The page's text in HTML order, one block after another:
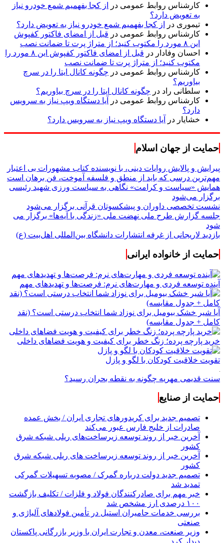
کارشناس روابط عمومی در
از کجا بفهمیم شمع خودرو نیاز
به تعویض دارد؟
تیموری در
از کجا بفهمیم شمع خودرو نیاز به تعویض دارد؟
کارشناس روابط عمومی در قبل از امضای فاکتور کفپوش
این ۸ مورد را مکتوب کنید؛ از متراژ پرت تا ضمانت نصب
احسان وفادار در
قبل از امضای فاکتور کفپوش این ۸ مورد را
مکتوب کنید؛ از متراژ پرت تا ضمانت نصب
کارشناس روابط عمومی در چگونه کانال ایتا را در سرچ
بیاوریم؟
سلطانی راد در چگونه کانال ایتا را در سرچ بیاوریم؟
کارشناس روابط عمومی در
آیا دستگاه ویپ نیاز به سرویس
دارد؟
خشایار در آیا دستگاه ویپ نیاز به سرویس دارد؟
حمایت از جهان اسلام
پیرایش و پالایش روایات دینی، با نویسنده کتاب مشهورات بی اعتبار
مهم‌ترین درسی که باید از منطق و فلسفه آموخت، فن برهان است
همایش «سیاست و کرامت» نگاهی به سیاست ورزی شهید رئیسی
برگزار می‌شود
نشست تخصصی داوران و پیشکسوتان قرآنی برگزار می‌شود
جلسه گزارش طرح ملی نهضت ملی «زندگی با آیه‌ها» برگزار می
شود
بازدید لاریجانی از غرفه انتشارات دانشگاه بین‌المللی اهل‌بیت (ع)
حمایت از خانواده ایرانی
آینده توسعه فردی و مهارت‌های نرم: فرصت‌ها و تهدیدهای مهم
آیا شیر خشک بیومیل برای نوزاد شما انتخاب درستی است؟ (نقد
کامل + جدول مقایسه)
خرید پارچه پرده؛ زنگ خطر برای کیفیت و هویت فضاهای داخلی
تقویت خلاقیت کودکان با لگو و پازل
سنت قدیمی مهریه چگونه به نقطه بحران رسید؟
حمایت از صنایع
تصمیم جدید برای کریدورهای تجاری ایران / بخش عمده
صادرات از خلیج فارس عبور می‌کند
آخرین خبر از روند توسعه زیرساخت‌های ریلی شبکه شرق
کشور
آخرین خبر از روند توسعه زیرساخت های ریلی شبکه شرق
کشور
تصمیم جدید دولت درباره گمرک / مصوبه تسهیلات گمرکی
تمدید شد
خبر مهم برای صادرکنندگان فولاد و فلزات / تکلیف بازگشت
۱۰۰ درصدی ارز مشخص شد
بررسی خدمات حامیران استیل در تأمین فولادهای آلیاژی و
صنعتی
وزیر صنعت، معدن و تجارت ایران با وزیر بازرگانی پاکستان
دیدار کرد